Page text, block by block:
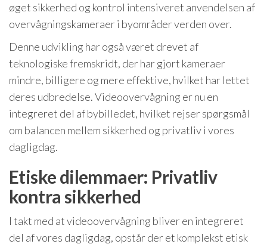
øget sikkerhed og kontrol intensiveret anvendelsen af
overvågningskameraer i byområder verden over.
Denne udvikling har også været drevet af
teknologiske fremskridt, der har gjort kameraer
mindre, billigere og mere effektive, hvilket har lettet
deres udbredelse. Videoovervågning er nu en
integreret del af bybilledet, hvilket rejser spørgsmål
om balancen mellem sikkerhed og privatliv i vores
dagligdag.
Etiske dilemmaer: Privatliv
kontra sikkerhed
I takt med at videoovervågning bliver en integreret
del af vores dagligdag, opstår der et komplekst etisk